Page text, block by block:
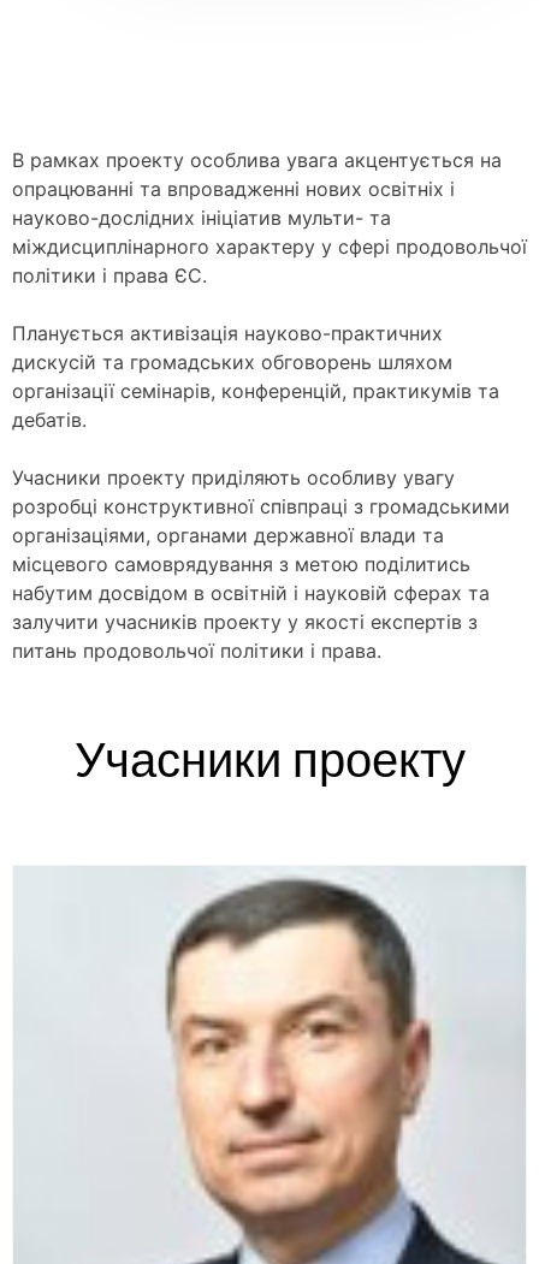
В рамках проекту особлива увага акцентується на
опрацюванні та впровадженні нових освітніх і
науково-дослідних ініціатив мульти- та
міждисциплінарного характеру у сфері продовольчої
політики і права ЄС.
Планується активізація науково-практичних
дискусій та громадських обговорень шляхом
організації семінарів, конференцій, практикумів та
дебатів.
Учасники проекту приділяють особливу увагу
розробці конструктивної співпраці з громадськими
організаціями, органами державної влади та
місцевого самоврядування з метою поділитись
набутим досвідом в освітній і науковій сферах та
залучити учасників проекту у якості експертів з
питань продовольчої політики і права.
Учасники проекту